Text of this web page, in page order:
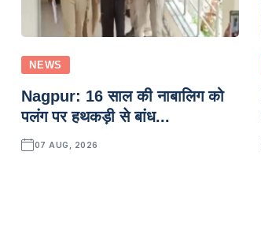
NEWS
Nagpur: 16 साल की नाबालिग को
पलंग पर हथकड़ी से बांध...
07 AUG, 2026